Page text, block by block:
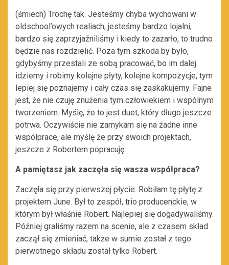
(śmiech) Trochę tak. Jesteśmy chyba wychowani w
oldschool’owych realiach, jesteśmy bardzo lojalni,
bardzo się zaprzyjaźniliśmy i kiedy to zażarło, to trudno
będzie nas rozdzielić. Poza tym szkoda by było,
gdybyśmy przestali ze sobą pracować, bo im dalej
idziemy i robimy kolejne płyty, kolejne kompozycje, tym
lepiej się poznajemy i cały czas się zaskakujemy. Fajne
jest, że nie czuję znużenia tym człowiekiem i wspólnym
tworzeniem. Myślę, że to jest duet, który długo jeszcze
potrwa. Oczywiście nie zamykam się na żadne inne
współprace, ale myślę że przy swoich projektach,
jeszcze z Robertem popracuję.
A pamiętasz jak zaczęła się wasza współpraca?
Zaczęła się przy pierwszej płycie. Robiłam tę płytę z
projektem June. Był to zespół, trio producenckie, w
którym był właśnie Robert. Najlepiej się dogadywaliśmy.
Później graliśmy razem na scenie, ale z czasem skład
zaczął się zmieniać, także w sumie został z tego
pierwotnego składu został tylko Robert.